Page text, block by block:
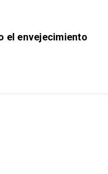
el envejecimiento